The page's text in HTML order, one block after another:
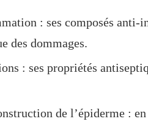
: ses composés anti-
des dommages.
: ses propriétés
de l’épiderme :